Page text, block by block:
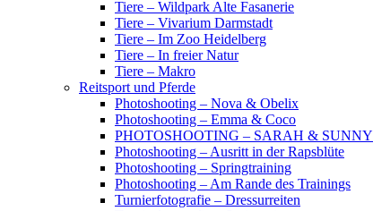
Tiere – Wildpark Alte Fasanerie
Tiere – Vivarium Darmstadt
Tiere – Im Zoo Heidelberg
Tiere – In freier Natur
Tiere – Makro
Reitsport und Pferde
Photoshooting – Nova & Obelix
Photoshooting – Emma & Coco
PHOTOSHOOTING – SARAH & SUNNY
Photoshooting – Ausritt in der Rapsblüte
Photoshooting – Springtraining
Photoshooting – Am Rande des Trainings
Turnierfotografie – Dressurreiten